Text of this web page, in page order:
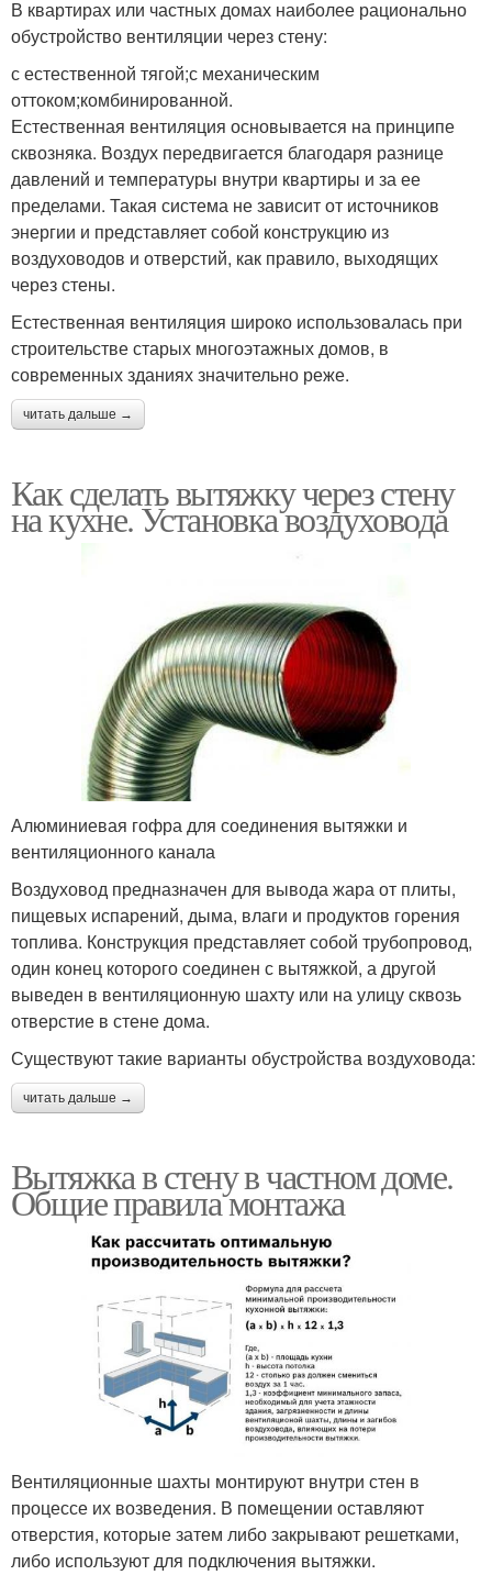
В квартирах или частных домах наиболее рационально
обустройство вентиляции через стену:
с естественной тягой;с механическим
оттоком;комбинированной.
Естественная вентиляция основывается на принципе
сквозняка. Воздух передвигается благодаря разнице
давлений и температуры внутри квартиры и за ее
пределами. Такая система не зависит от источников
энергии и представляет собой конструкцию из
воздуховодов и отверстий, как правило, выходящих
через стены.
Естественная вентиляция широко использовалась при
строительстве старых многоэтажных домов, в
современных зданиях значительно реже.
читать дальше →
Как сделать вытяжку через стену
на кухне. Установка воздуховода
Алюминиевая гофра для соединения вытяжки и
вентиляционного канала
Воздуховод предназначен для вывода жара от плиты,
пищевых испарений, дыма, влаги и продуктов горения
топлива. Конструкция представляет собой трубопровод,
один конец которого соединен с вытяжкой, а другой
выведен в вентиляционную шахту или на улицу сквозь
отверстие в стене дома.
Существуют такие варианты обустройства воздуховода:
читать дальше →
Вытяжка в стену в частном доме.
Общие правила монтажа
Вентиляционные шахты монтируют внутри стен в
процессе их возведения. В помещении оставляют
отверстия, которые затем либо закрывают решетками,
либо используют для подключения вытяжки.